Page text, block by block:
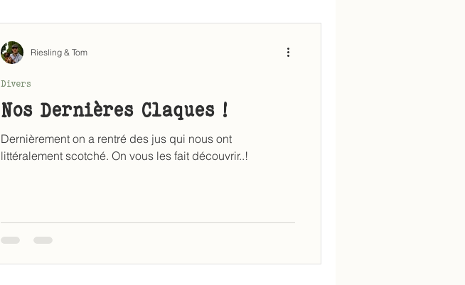
Nos Dernières Claques !
Dernièrement on a rentré des jus qui nous ont
littéralement scotché. On vous les fait découvrir..!
Divers
Riesling & Tom